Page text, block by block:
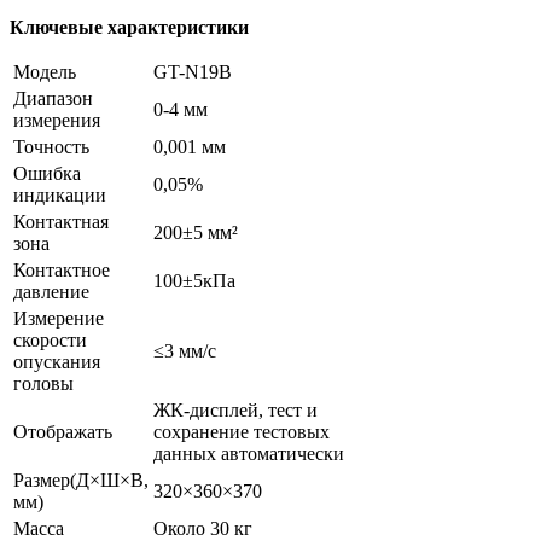
Ключевые характеристики
Модель
GT-N19B
Диапазон
измерения
0-4 мм
Точность
0,001 мм
Ошибка
индикации
0,05%
Контактная
зона
200±5 мм²
Контактное
давление
100±5кПа
Измерение
скорости
опускания
головы
≤3 мм/с
Отображать
ЖК-дисплей, тест и
сохранение тестовых
данных автоматически
Размер(Д×Ш×В,
мм)
320×360×370
Масса
Около 30 кг